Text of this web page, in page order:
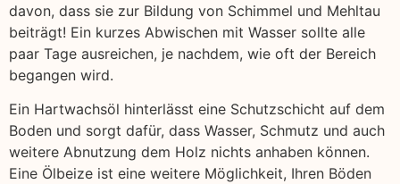
davon, dass sie zur Bildung von Schimmel und Mehltau
beiträgt! Ein kurzes Abwischen mit Wasser sollte alle
paar Tage ausreichen, je nachdem, wie oft der Bereich
begangen wird.
Ein Hartwachsöl hinterlässt eine Schutzschicht auf dem
Boden und sorgt dafür, dass Wasser, Schmutz und auch
weitere Abnutzung dem Holz nichts anhaben können.
Eine Ölbeize ist eine weitere Möglichkeit, Ihren Böden